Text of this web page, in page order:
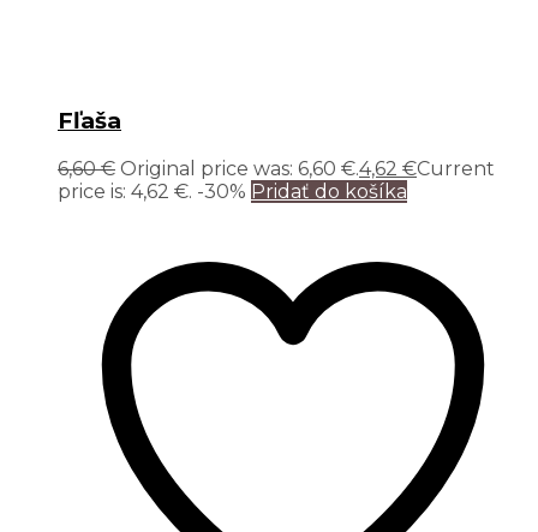
Fľaša
6,60€ Original price was: 6,60 €.4,62 €Current
price is: 4,62 €. -30% Pridať do košíka